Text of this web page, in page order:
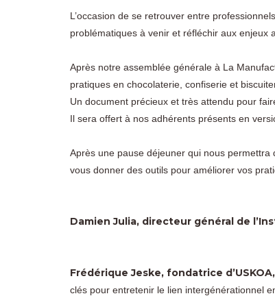
L’occasion de se retrouver entre
problématiques à venir et réfléchir aux enjeux
Après notre assemblée générale à La
pratiques en chocolaterie, confiserie et
Un document précieux et très attendu pour
Il sera offert à nos adhérents présents en
Après une pause déjeuner qui nous
vous donner des outils pour améliorer vos
Damien Julia, directeur général de
Frédérique Jeske, fondatrice
clés pour entretenir le lien intergénérationnel